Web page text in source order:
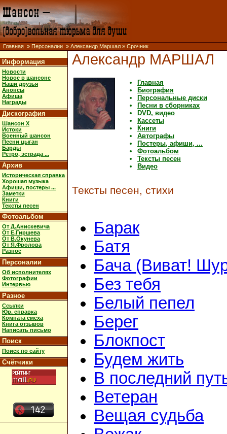
Главная » Персоналии » Александр Маршал » Срочник
Информация
Новости
Новое в шансоне
Наши друзья
Анонсы
Афиша
Награды
Дискография
Шансон X
Истоки
Военный шансон
Песни цыган
Барды
Ретро, эстрада ...
Архив
Историческая справка
Хорошая музыка
Афиши, постеры ...
Заметки
Книги
Тексты песен
Фотоальбом
От Д.Анискевича
От Е.Гиршева
От В.Окунева
От Я.Фролова
Разное
Персоналии
Об исполнителях
Фотографии
Интервью
Разное
Ссылки
Юр. справка
Комната смеха
Книга отзывов
Написать письмо
Поиск
Поиск по сайту
Счётчики
Александр МАРШАЛ
Главная
Биография
Персональные диски
Песни в сборниках
DVD, видео
Кассеты
Книги
Автографы
Постеры, афиши, ...
Фотоальбом
Тексты песен
Видео
Тексты песен, стихи
Барак
Батя
Бача (Виват!
Без тебя
Белый пепел
Берег
Блокпост
Будем жить
В последний
Ветеран
Вещая судьба